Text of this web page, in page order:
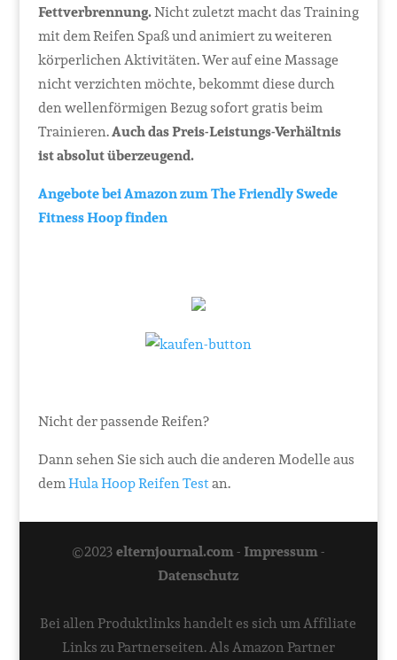
Fettverbrennung.Nicht zuletzt macht das Training
mit dem Reifen Spaß und animiert zu weiteren
körperlichen Aktivitäten. Wer auf eine Massage
nicht verzichten möchte, bekommt diese durch
den wellenförmigen Bezug sofort gratis beim
Trainieren.Auch das Preis-Leistungs-Verhältnis
ist absolut überzeugend.
Angebote bei Amazon zum The Friendly Swede
Fitness Hoop finden
Nicht der passende Reifen?
Dann sehen Sie sich auch die anderen Modelle aus
demHula Hoop Reifen Testan.
©2023elternjournal.com- Impressum-
Datenschutz
Bei allen Produktlinks handelt es sich um Affiliate
Links zu Partnerseiten. Als Amazon Partner